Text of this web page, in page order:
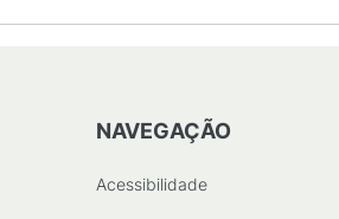
NAVEGAÇÃO
Acessibilidade